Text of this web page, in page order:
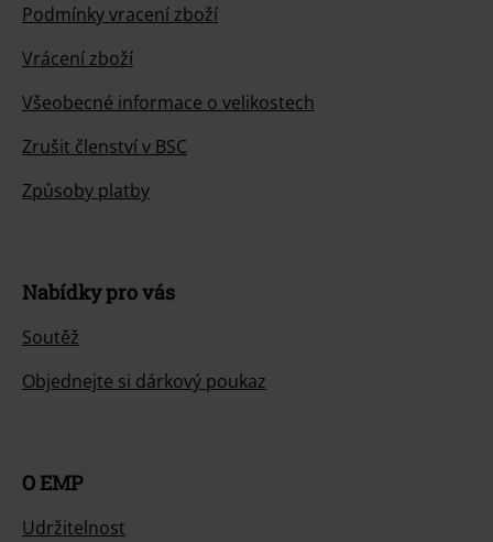
Podmínky vracení zboží
Vrácení zboží
Všeobecné informace o velikostech
Zrušit členství v BSC
Způsoby platby
Nabídky pro vás
Soutěž
Objednejte si dárkový poukaz
O EMP
Udržitelnost